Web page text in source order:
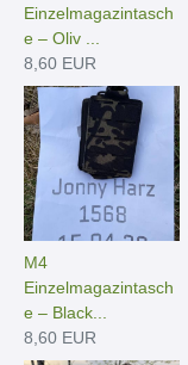
Einzelmagazintasch
e – Oliv ...
8,60 EUR
M4
Einzelmagazintasch
e – Black...
8,60 EUR